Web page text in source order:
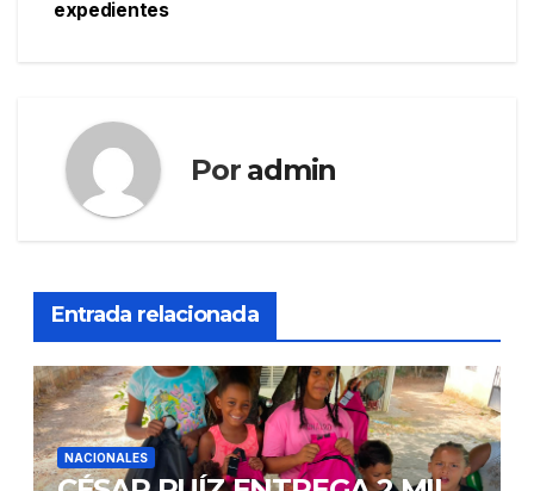
expedientes
Por admin
Entrada relacionada
NACIONALES